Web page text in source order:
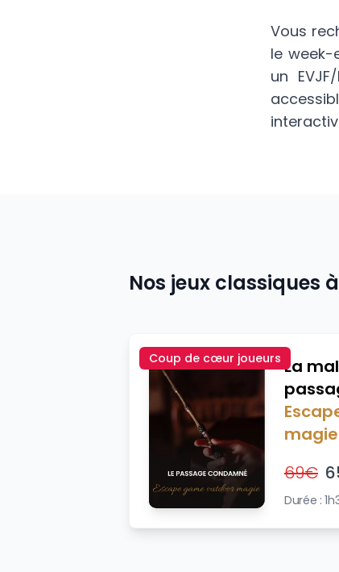
Vous
le week-
un
Nos jeux classiques à
Coup de cœur joueurs La
magie
69€
Durée :